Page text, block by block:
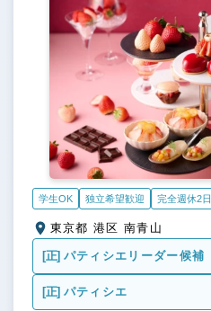
学生OK 独立希望歓迎 完全週休2日
東京都 港区 南青山
[正] パティシエリーダー候補
[正] パティシエ